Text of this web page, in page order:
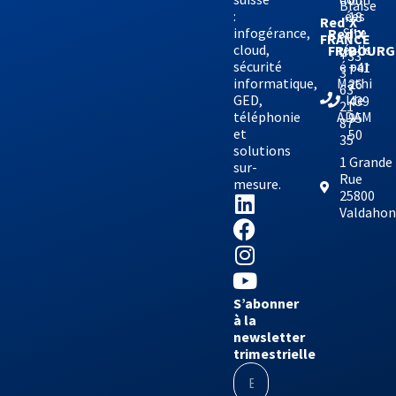
:
infogérance,
cloud,
sécurité
informatique,
GED,
téléphonie
et
solutions
sur-
mesure.
S’abonner
à la
newsletter
trimestrielle
Blaise
Red’X
FRANCE
+33
3
63
21
87
35
1 Grande
Rue
25800
Valdahon
18
Red’X
FRIBOURG
+41
26
439
95
50
ées
Site
réalis
é par
Mathi
lde
ADAM